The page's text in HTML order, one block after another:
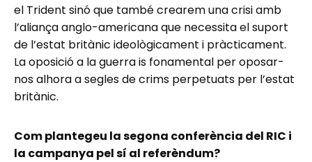
el Trident sinó que també crearem una crisi amb
l’aliança anglo-americana que necessita el suport
de l’estat britànic ideològicament i pràcticament.
La oposició a la guerra is fonamental per oposar-
nos alhora a segles de crims perpetuats per l’estat
britànic.
Com plantegeu la segona conferència del RIC i
la campanya pel sí al referèndum?